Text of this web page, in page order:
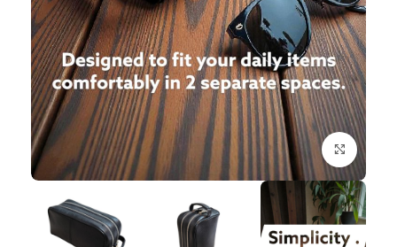
برای بزرگنمایی کلیک کنید